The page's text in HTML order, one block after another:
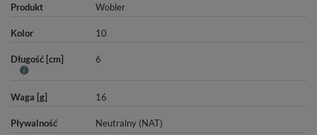
Produkt Wobler
Kolor 10
Długość [cm] 6
Waga [g] 16
Pływalność Neutralny (NAT)